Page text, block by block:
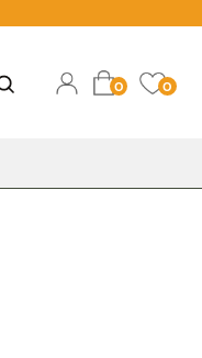
Open
0 0